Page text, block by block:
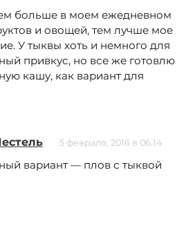
больше в моем ежедневном
и овощей, тем лучше мое
У тыквы хоть и немного для
привкус, но все же готовлю
кашу, как вариант для
5 февраля, 2016 в 06:14
вариант — плов с тыквой